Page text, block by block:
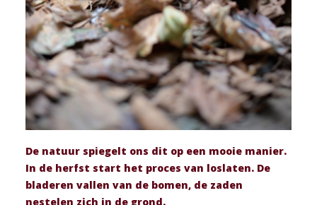
De natuur spiegelt ons dit op een mooie manier.
In de herfst start het proces van loslaten. De
bladeren vallen van de bomen, de zaden
nestelen zich in de grond.